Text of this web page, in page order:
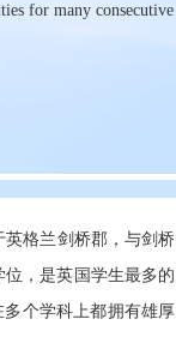
for many consecutive
英格兰剑桥郡，与剑桥
，是英国学生最多的
个学科上都拥有雄厚